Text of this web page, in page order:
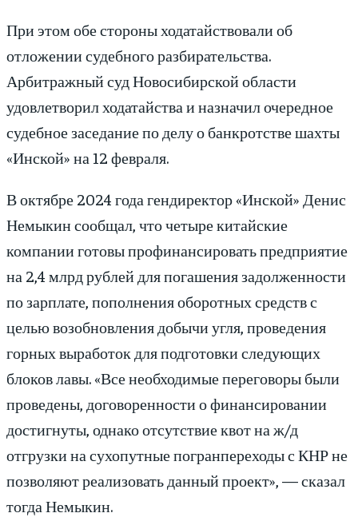
При этом обе стороны ходатайствовали об
отложении судебного разбирательства.
Арбитражный суд Новосибирской области
удовлетворил ходатайства и назначил очередное
судебное заседание по делу о банкротстве шахты
«Инской» на 12 февраля.
В октябре 2024 года гендиректор «Инской» Денис
Немыкин сообщал, что четыре китайские
компании готовы профинансировать предприятие
на 2,4 млрд рублей для погашения задолженности
по зарплате, пополнения оборотных средств с
целью возобновления добычи угля, проведения
горных выработок для подготовки следующих
блоков лавы. «Все необходимые переговоры были
проведены, договоренности о финансировании
достигнуты, однако отсутствие квот на ж/д
отгрузки на сухопутные погранпереходы с КНР не
позволяют реализовать данный проект», — сказал
тогда Немыкин.